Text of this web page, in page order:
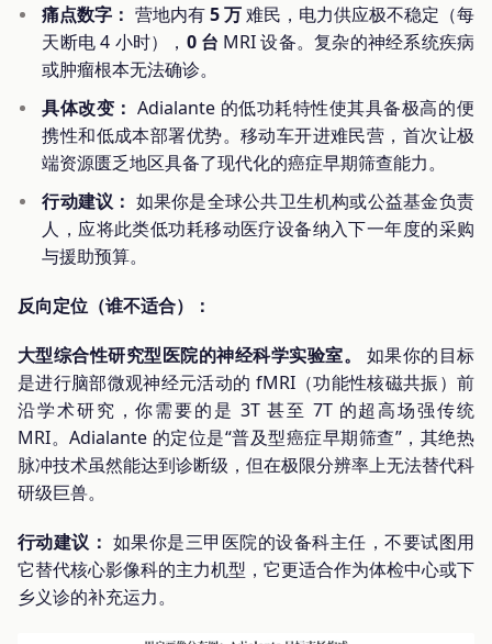
痛点数字： 营地内有5 万难民，电力供应极不稳定（每
天断电 4 小时）， 0 台 MRI 设备。复杂的神经系统疾病
或肿瘤根本无法确诊。
具体改变： Adialante 的低功耗特性使其具备极高的便
携性和低成本部署优势。移动车开进难民营，首次让极
端资源匮乏地区具备了现代化的癌症早期筛查能力。
行动建议： 如果你是全球公共卫生机构或公益基金负责
人，应将此类低功耗移动医疗设备纳入下一年度的采购
与援助预算。
反向定位（谁不适合）：
大型综合性研究型医院的神经科学实验室。
如果你的目标
是进行脑部微观神经元活动的 fMRI（功能性核磁共振）前
沿学术研究，你需要的是 3T 甚至 7T 的超高场强传统
MRI。Adialante 的定位是“普及型癌症早期筛查”，其绝热
脉冲技术虽然能达到诊断级，但在极限分辨率上无法替代科
研级巨兽。
行动建议： 如果你是三甲医院的设备科主任，不要试图用
它替代核心影像科的主力机型，它更适合作为体检中心或下
乡义诊的补充运力。